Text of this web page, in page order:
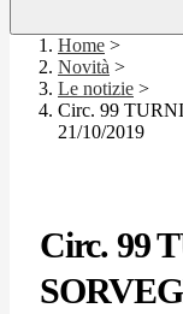
Home >
Novità >
Le notizie >
Circ. 99
21/10/2019
Circ. 99